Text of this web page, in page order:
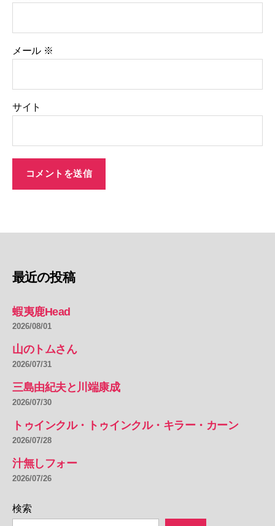
メール ※
サイト
最近の投稿
蝦夷鹿Head
2026/08/01
山のトムさん
2026/07/31
三島由紀夫と川端康成
2026/07/30
トゥインクル・トゥインクル・キラー・カーン
2026/07/28
汁無しフォー
2026/07/26
検索